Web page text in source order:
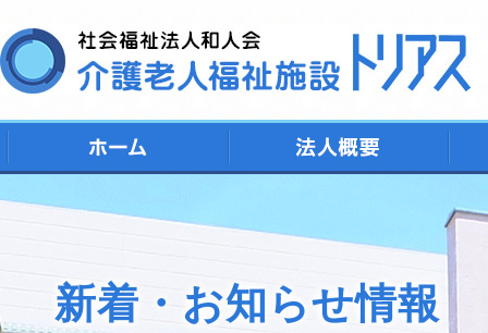
新着・お知らせ情報